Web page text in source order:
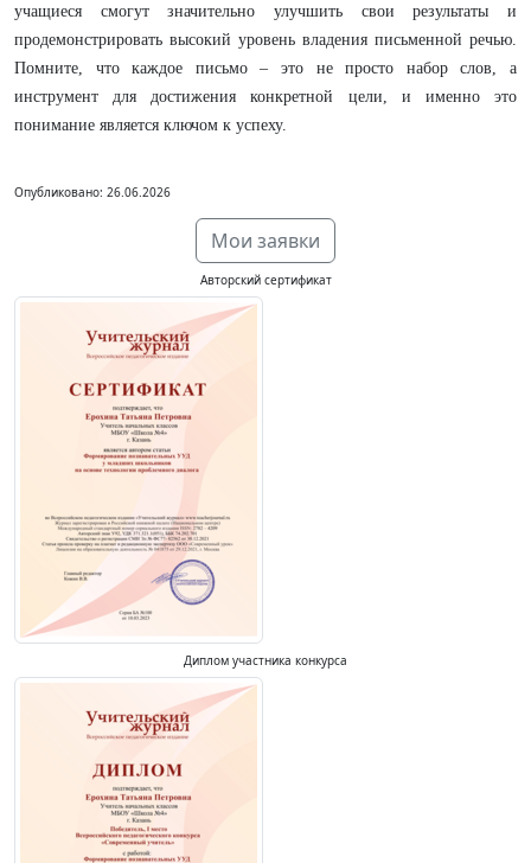
учащиеся смогут значительно улучшить свои результаты и
продемонстрировать высокий уровень владения письменной речью.
Помните, что каждое письмо – это не просто набор слов, а
инструмент для достижения конкретной цели, и именно это
понимание является ключом к успеху.
Опубликовано: 26.06.2026
Мои заявки
Авторский сертификат
Диплом участника конкурса